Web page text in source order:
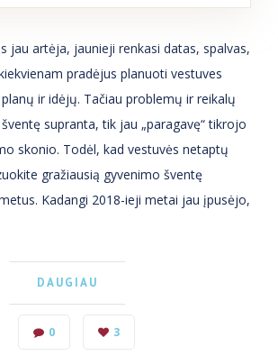
jau artėja, jaunieji renkasi datas, spalvas,
pradėjus planuoti vestuves
ir idėjų. Tačiau problemų ir reikalų
supranta, tik jau „paragavę“ tikrojo
skonio. Todėl, kad vestuvės netaptų
gražiausią gyvenimo šventę
Kadangi 2018-ieji metai jau įpusėjo,
DAUGIAU
0 3